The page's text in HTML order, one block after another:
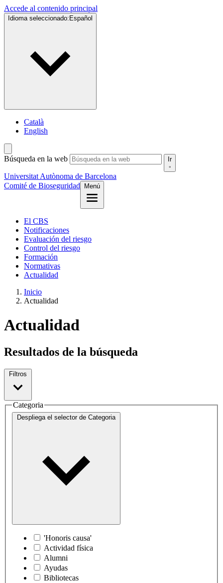
Accede al contenido principal
Idioma seleccionado: Español
Català
English
Búsqueda en la web Ir
Universitat Autònoma de Barcelona
Comité de Bioseguridad
Menú
El CBS
Notificaciones
Evaluación del riesgo
Control del riesgo
Formación
Normativas
Actualidad
Inicio
Actualidad
Actualidad
Resultados de la búsqueda
Filtros
Categoria
Despliega el selector de Categoria
'Honoris causa'
Actividad física
Alumni
Ayudas
Bibliotecas